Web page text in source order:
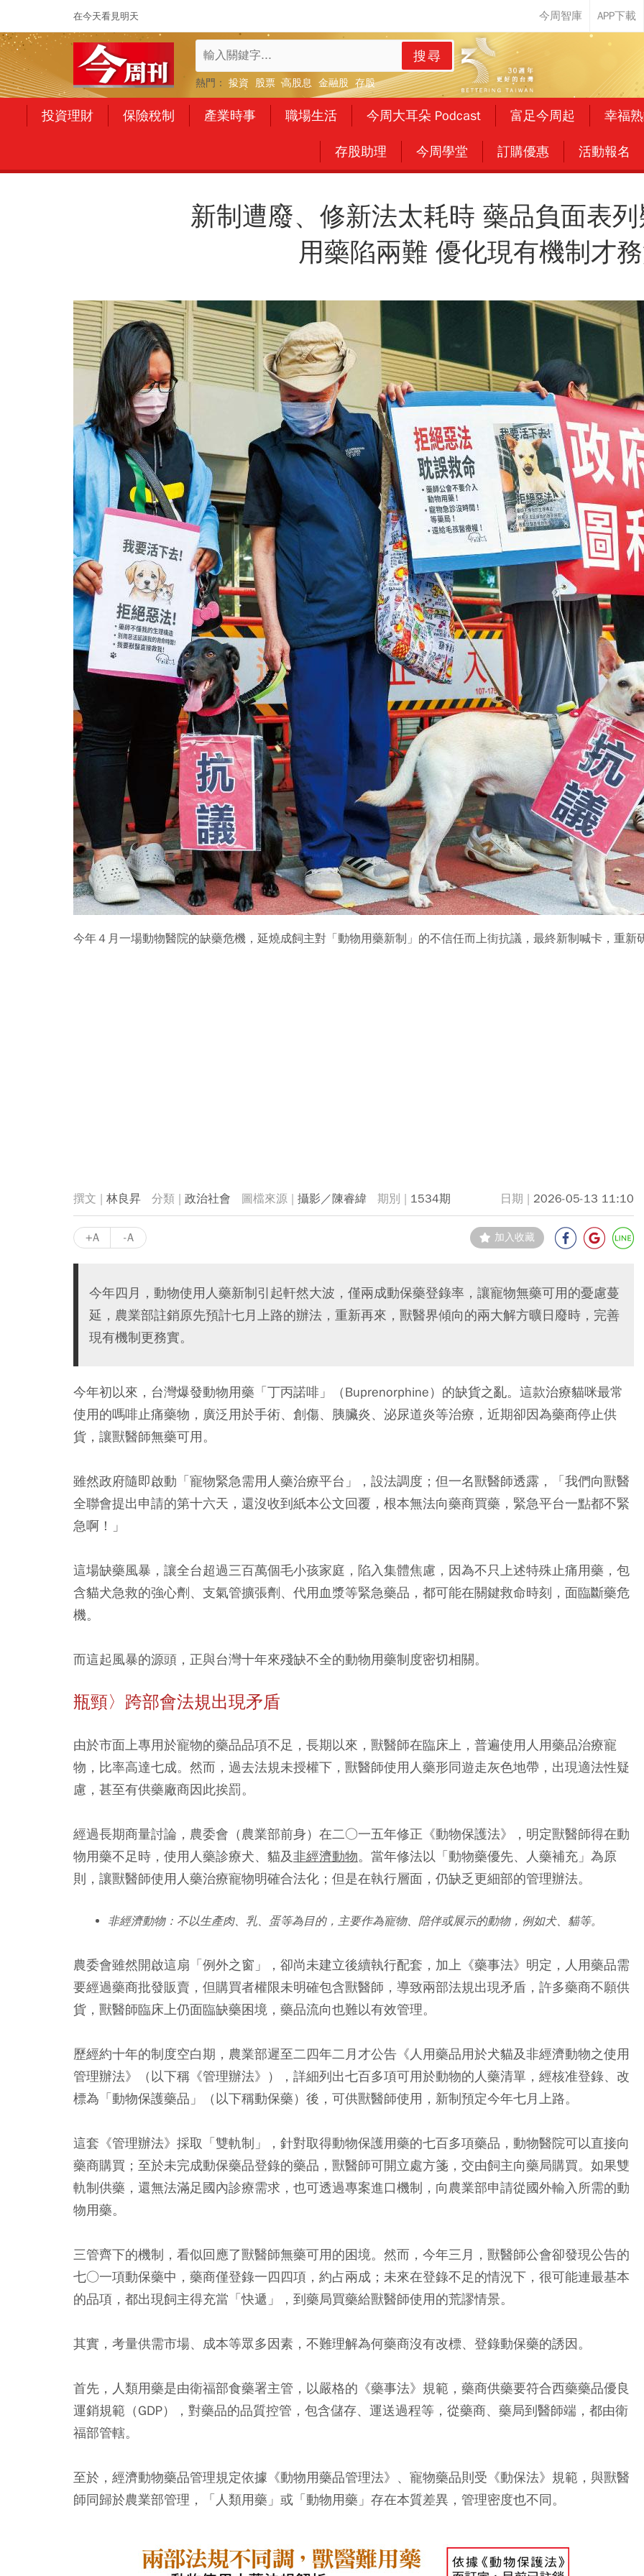
在今天看見明天
搜尋
熱門： 投資 股票 高股息 金融股 存股
投資理財 保險稅制 產業時事 職場生活 今周大耳朵 Podcast 富足今周起 幸福
存股助理 今周學堂 訂購優惠 活動報名
新制遭廢、修新法太耗時 藥品負面表
用藥陷兩難 優化現有機制才
今年４月一場動物醫院的缺藥危機，延燒成飼主對「動物用藥新制」的不信任而上街抗議，最終新制喊卡，重新
林良昇 政治社會 攝影／陳睿緯 1534期 2026-05-13 11:10
+A -A 加入收藏
今年四月，動物使用人藥新制引起軒然大波，僅兩成動保藥登錄率，讓寵物無藥可用的憂慮蔓
延，農業部註銷原先預計七月上路的辦法，重新再來，獸醫界傾向的兩大解方曠日廢時，完善
現有機制更務實。
今年初以來，台灣爆發動物用藥「丁丙諾啡」（Buprenorphine）的缺貨之亂。這款治療貓咪最常
使用的嗎啡止痛藥物，廣泛用於手術、創傷、胰臟炎、泌尿道炎等治療，近期卻因為藥商停止供
貨，讓獸醫師無藥可用。
雖然政府隨即啟動「寵物緊急需用人藥治療平台」，設法調度；但一名獸醫師透露，「我們向獸醫
全聯會提出申請的第十六天，還沒收到紙本公文回覆，根本無法向藥商買藥，緊急平台一點都不緊
急啊！」
這場缺藥風暴，讓全台超過三百萬個毛小孩家庭，陷入集體焦慮，因為不只上述特殊止痛用藥，包
含貓犬急救的強心劑、支氣管擴張劑、代用血漿等緊急藥品，都可能在關鍵救命時刻，面臨斷藥危
機。
而這起風暴的源頭，正與台灣十年來殘缺不全的動物用藥制度密切相關。
瓶頸〉跨部會法規出現矛盾
由於市面上專用於寵物的藥品品項不足，長期以來，獸醫師在臨床上，普遍使用人用藥品治療寵
物，比率高達七成。然而，過去法規未授權下，獸醫師使用人藥形同遊走灰色地帶，出現適法性疑
慮，甚至有供藥廠商因此挨罰。
經過長期商量討論，農委會（農業部前身）在二○一五年修正《動物保護法》，明定獸醫師得在動
物用藥不足時，使用人藥診療犬、貓及非經濟動物。當年修法以「動物藥優先、人藥補充」為原
則，讓獸醫師使用人藥治療寵物明確合法化；但是在執行層面，仍缺乏更細部的管理辦法。
非經濟動物：不以生產肉、乳、蛋等為目的，主要作為寵物、陪伴或展示的動物，例如犬、貓等。
農委會雖然開啟這扇「例外之窗」，卻尚未建立後續執行配套，加上《藥事法》明定，人用藥品需
要經過藥商批發販賣，但購買者權限未明確包含獸醫師，導致兩部法規出現矛盾，許多藥商不願供
貨，獸醫師臨床上仍面臨缺藥困境，藥品流向也難以有效管理。
歷經約十年的制度空白期，農業部遲至二四年二月才公告《人用藥品用於犬貓及非經濟動物之使用
管理辦法》（以下稱《管理辦法》），詳細列出七百多項可用於動物的人藥清單，經核准登錄、改
標為「動物保護藥品」（以下稱動保藥）後，可供獸醫師使用，新制預定今年七月上路。
這套《管理辦法》採取「雙軌制」，針對取得動物保護用藥的七百多項藥品，動物醫院可以直接向
藥商購買；至於未完成動保藥品登錄的藥品，獸醫師可開立處方箋，交由飼主向藥局購買。如果雙
軌制供藥，還無法滿足國內診療需求，也可透過專案進口機制，向農業部申請從國外輸入所需的動
物用藥。
三管齊下的機制，看似回應了獸醫師無藥可用的困境。然而，今年三月，獸醫師公會卻發現公告的
七○一項動保藥中，藥商僅登錄一四四項，約占兩成；未來在登錄不足的情況下，很可能連最基本
的品項，都出現飼主得充當「快遞」，到藥局買藥給獸醫師使用的荒謬情景。
其實，考量供需市場、成本等眾多因素，不難理解為何藥商沒有改標、登錄動保藥的誘因。
首先，人類用藥是由衛福部食藥署主管，以嚴格的《藥事法》規範，藥商供藥要符合西藥藥品優良
運銷規範（GDP），對藥品的品質控管，包含儲存、運送過程等，從藥商、藥局到醫師端，都由衛
福部管轄。
至於，經濟動物藥品管理規定依據《動物用藥品管理法》、寵物藥品則受《動保法》規範，與獸醫
師同歸於農業部管理，「人類用藥」或「動物用藥」存在本質差異，管理密度也不同。